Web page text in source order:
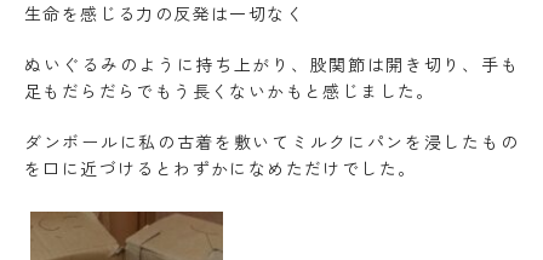
生命を感じる力の反発は一切なく
ぬいぐるみのように持ち上がり、股関節は開き切り、手も
足もだらだらでもう長くないかもと感じました。
ダンボールに私の古着を敷いてミルクにパンを浸したもの
を口に近づけるとわずかになめただけでした。